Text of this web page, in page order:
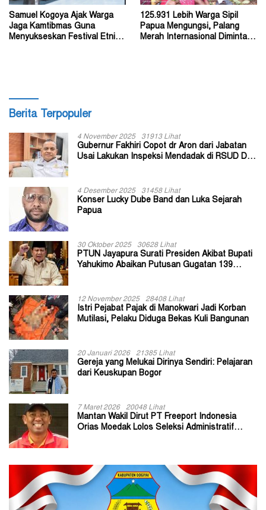
Samuel Kogoya Ajak Warga
Jaga Kamtibmas Guna
Menyukseskan Festival Etnik
125.931 Lebih Warga Sipil
Papua Mengungsi, Palang
Merah Internasional Diminta
Berita Terpopuler
4 November 2025 31913 Lihat
Gubernur Fakhiri Copot dr Aron dari Jabatan
Usai Lakukan Inspeksi Mendadak di RSUD Dok
4 Desember 2025 31458 Lihat
Konser Lucky Dube Band dan Luka Sejarah
Papua
30 Oktober 2025 30628 Lihat
PTUN Jayapura Surati Presiden Akibat Bupati
Yahukimo Abaikan Putusan Gugatan 139
12 November 2025 28408 Lihat
Istri Pejabat Pajak di Manokwari Jadi Korban
Mutilasi, Pelaku Diduga Bekas Kuli Bangunan
20 Januari 2026 21385 Lihat
Gereja yang Melukai Dirinya Sendiri: Pelajaran
dari Keuskupan Bogor
7 Maret 2026 20048 Lihat
Mantan Wakil Dirut PT Freeport Indonesia
Orias Moedak Lolos Seleksi Administratif